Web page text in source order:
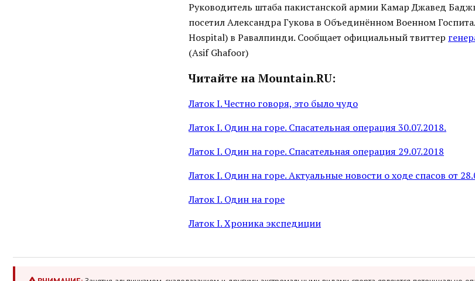
Руководитель штаба пакистанской армии Камар Джавед
посетил Александра Гукова в Объединённом Военном
Hospital) в Равалпинди. Сообщает официальный твиттер
(Asif Ghafoor)
Читайте на Mountain.RU:
Латок I. Честно говоря, это было чудо
Латок I. Один на горе. Спасательная операция 30.07.2018.
Латок I. Один на горе. Спасательная операция 29.07.2018
Латок I. Один на горе. Актуальные новости о ходе спасов от
Латок I. Один на горе
Латок I. Хроника экспедиции